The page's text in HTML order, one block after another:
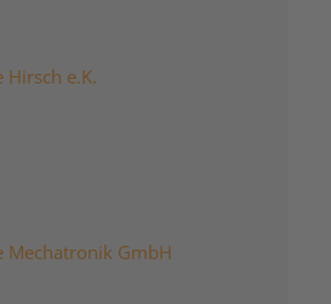
Hirsch e.K.
Mechatronik GmbH